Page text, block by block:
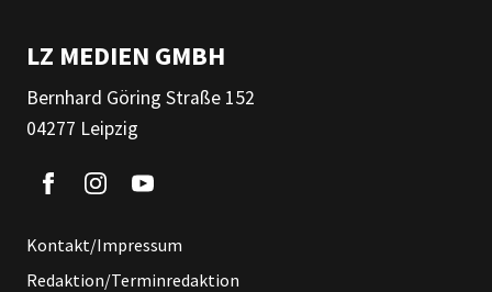
LZ MEDIEN GMBH
Bernhard Göring Straße 152
04277 Leipzig
Kontakt/Impressum
Redaktion/Terminredaktion